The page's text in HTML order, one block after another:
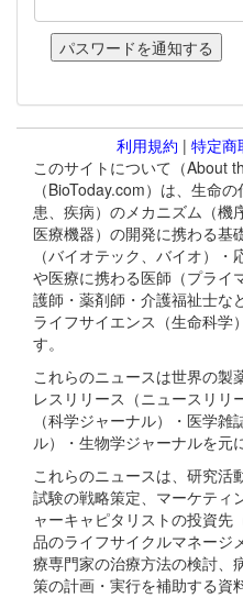
利用規約 | 特定商
このサイトについて（About
（BioToday.com）は、生命
患、疾病）のメカニズム（機
医療機器）の開発に携わる基
（バイオテック、バイオ）
や医療に携わる医師（プライ
護師・薬剤師・介護福祉士な
ライフサイエンス（生命科学
す。
これらのニュースは世界の製
レスリリース（ニュースリリ
（科学ジャーナル）・医学
ル）・生物学ジャーナルを元
これらのニュースは、研究活
試験の戦略策定、マーケティ
ャーキャピタリストの投資先
品のライフサイクルマネージ
療専門家の治療方法の検討、
策の計画・実行を補助する資